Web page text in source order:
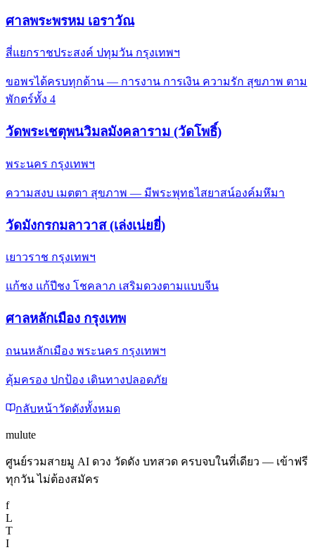
ศาลพระพรหม เอราวัณ
สี่แยกราชประสงค์ ปทุมวัน กรุงเทพฯ
ขอพรได้ครบทุกด้าน — การงาน การเงิน ความรัก สุขภาพ ตาม
พักตร์ทั้ง 4
วัดพระเชตุพนวิมลมังคลาราม (วัดโพธิ์)
พระนคร กรุงเทพฯ
ความสงบ เมตตา สุขภาพ — มีพระพุทธไสยาสน์องค์มหึมา
วัดมังกรกมลาวาส (เล่งเน่ยยี่)
เยาวราช กรุงเทพฯ
แก้ชง แก้ปีชง โชคลาภ เสริมดวงตามแบบจีน
ศาลหลักเมือง กรุงเทพ
ถนนหลักเมือง พระนคร กรุงเทพฯ
คุ้มครอง ปกป้อง เดินทางปลอดภัย
กลับหน้าวัดดังทั้งหมด
mulute
ศูนย์รวมสายมู AI ดวง วัดดัง บทสวด ครบจบในที่เดียว — เข้าฟรี
ทุกวัน ไม่ต้องสมัคร
f
L
T
I